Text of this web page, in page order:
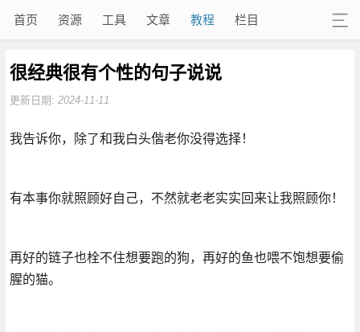
首页 资源 工具 文章 教程 栏目
很经典很有个性的句子说说
更新日期: 2024-11-11
我告诉你，除了和我白头偕老你没得选择！
有本事你就照顾好自己，不然就老老实实回来让我照顾你！
再好的链子也栓不住想要跑的狗，再好的鱼也喂不饱想要偷
腥的猫。